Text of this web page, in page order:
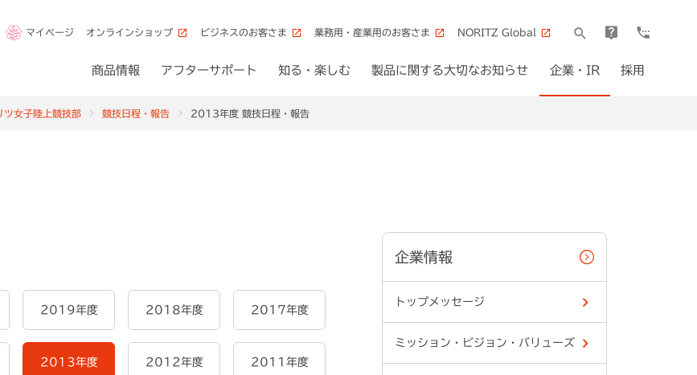
マイページ オンラインショップ ビジネスのお客さま 業務用・産業用のお客さま NORITZ Global
商品情報 アフターサポート 知る・楽しむ 製品に関する大切なお知らせ 企業・IR 採用
ツ女子陸上競技部 競技日程・報告 2013年度 競技日程・報告
2019年度 2018年度 2017年度
2013年度 2012年度 2011年度
企業情報
トップメッセージ
ミッション・ビジョン・バリューズ